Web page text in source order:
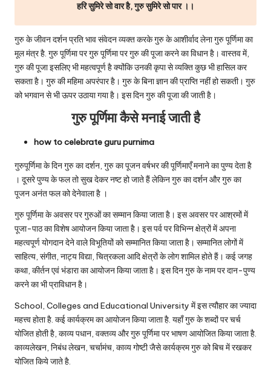
हरि सुमिरे सो वार है, गुरु सुमिरे सो पार ।।
गुरु के जीवन दर्शन प्रति भाव संवेदन व्यक्त करके गुरु के आशीर्वाद लेना गुरु पूर्णिमा का
मूल मंत्र है. गुरु पूर्णिमा पर गुरु पूर्णिमा पर गुरु की पूजा करने का विधान है। वास्तव में,
गुरु की पूजा इसलिए भी महत्वपूर्ण है क्योंकि उनकी कृपा से व्यक्ति कुछ भी हासिल कर
सकता है। गुरु की महिमा अपरंपार है। गुरु के बिना ज्ञान की प्राप्ति नहीं हो सकती। गुरु
को भगवान से भी ऊपर उठाया गया है। इस दिन गुरु की पूजा की जाती है।
गुरु पूर्णिमा कैसे मनाई जाती है
how to celebrate guru purnima
गुरुपूर्णिमा के दिन गुरु का दर्शन, गुरु का पूजन वर्षभर की पूर्णिमाएँ मनाने का पुण्य देता है
। दूसरे पुण्य के फल तो सुख देकर नष्ट हो जाते हैं लेकिन गुरु का दर्शन और गुरु का
पूजन अनंत फल को देनेवाला है ।
गुरु पूर्णिमा के अवसर पर गुरुओं का सम्मान किया जाता है। इस अवसर पर आश्रमों में
पूजा-पाठ का विशेष आयोजन किया जाता है। इस पर्व पर विभिन्न क्षेत्रों में अपना
महत्वपूर्ण योगदान देने वाले विभूतियों को सम्मानित किया जाता है। सम्मानित लोगों में
साहित्य, संगीत, नाट्य विद्या, चित्रकला आदि क्षेत्रों के लोग शामिल होते हैं। कई जगह
कथा, कीर्तन एवं भंडारा का आयोजन किया जाता है। इस दिन गुरु के नाम पर दान-पुण्य
करने का भी प्राविधान है।
School, Colleges and Educational University में इस त्यौहार का ज्यादा
महत्त्व होता है. कई कार्यक्रम का आयोजन किया जाता है. यहाँ गुरु के शब्दों पर चर्च
योजित होती है, काव्य पधान, वक्तव्य और गुरु पूर्णिमा पर भाषण आयोजित किया जाता है.
काव्यलेखन, निबंध लेखन, चर्चामंच, काव्य गोष्टी जैसे कार्यक्रम गुरु को बिच में रखकर
योजित किये जाते है.